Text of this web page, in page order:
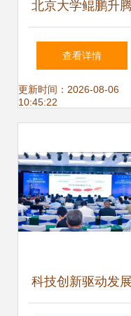
北京大学鲲鹏升
科教创新卓越中心
特训营圆满举办，
开发新生态
查看详情
更新时间：2026-08-06
10:45:22
科技创新驱动发展